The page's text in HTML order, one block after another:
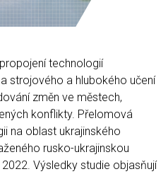
technologií
strojového a hlubokého učení
změn ve městech,
konflikty. Přelomová
na oblast ukrajinského
rusko-ukrajinskou
Výsledky studie objasňují